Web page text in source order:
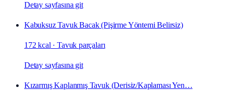
Detay sayfasına git
Kabuksuz Tavuk Bacak (Pişirme Yöntemi Belirsiz)
172 kcal ·Tavuk parçaları
Detay sayfasına git
Kızarmış Kaplanmış Tavuk (Derisiz/Kaplaması Yen…